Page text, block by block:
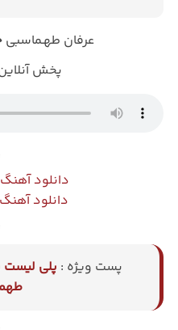
عرفان طهـماسبی
پخش
دانلود آهنگ
دانلود آهنگ
پست ویژه : پلی لیست